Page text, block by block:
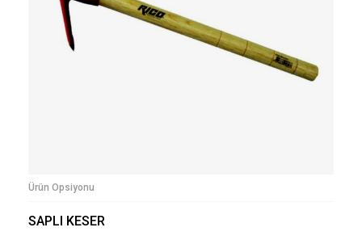
Ürün Opsiyonu
SAPLI KESER